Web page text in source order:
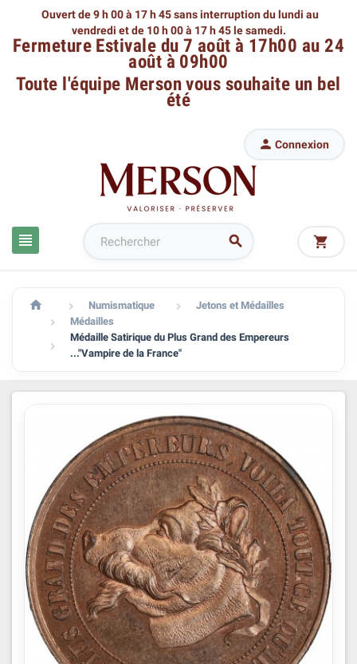
Ouvert de 9 h 00 à 17 h 45 sans interruption du lundi au
vendredi et de 10 h 00 à 17 h 45 le samedi.
Fermeture Estivale du 7 août à 17h00 au 24
août à 09h00
Toute l'équipe Mersonvous souhaite un bel
été
 
 Connexion

  Numismatique  Jetons et Médailles
 Médailles

Médaille Satirique du Plus Grand des Empereurs
..."Vampire de la France"